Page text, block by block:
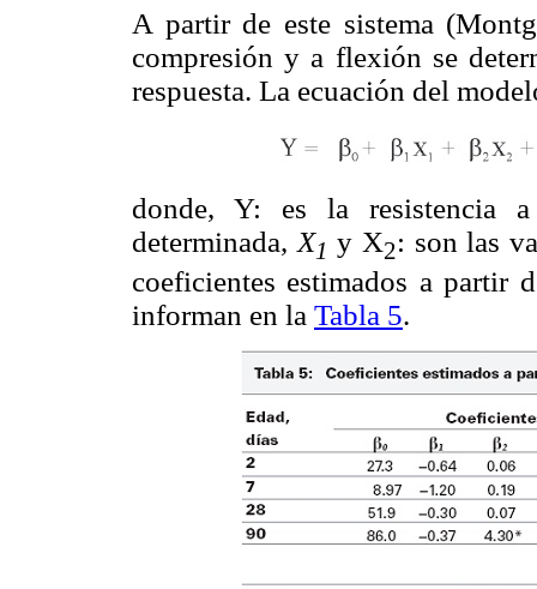
A partir de este sistema
compresión y a flexión se
respuesta. La ecuación del
donde, Y: es la resistencia
determinada, X1 y X2: son las
coeficientes estimados a partir
informan en la Tabla 5.